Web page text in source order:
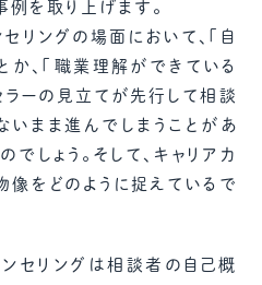
を取り上げます。
リングの場面において、「自
か、「職業理解ができている
ラーの見立てが先行して相談
いまま進んでしまうことがあ
でしょう。そして、キャリアカ
像をどのように捉えているで
セリングは相談者の自己概